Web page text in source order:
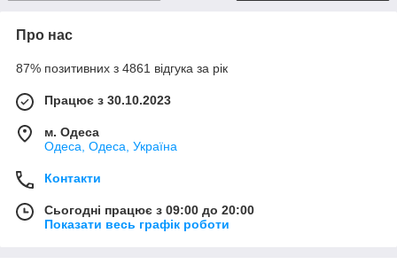
Про нас
87% позитивних з 4861 відгука за рік
Працює з 30.10.2023
м. Одеса
Одеса, Одеса, Україна
Контакти
Сьогодні працює з 09:00 до 20:00
Показати весь графік роботи